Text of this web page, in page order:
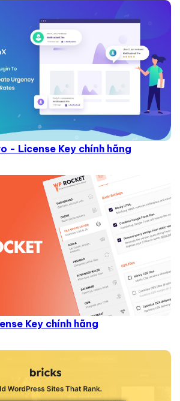
- License Key chính hãng
Key chính hãng